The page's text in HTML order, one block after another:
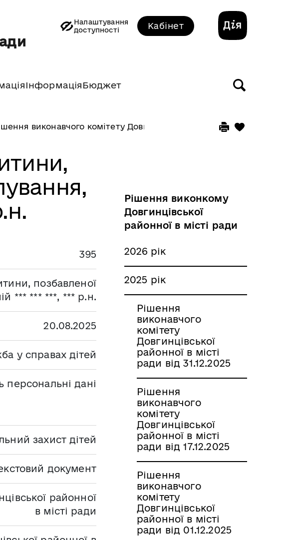
Налаштування
доступності
Кабінет
Інформація Бюджет
виконавчого комітету Довгинцівської районної в місті
395
позбавленої
*** *** ***, *** р.н.
20.08.2025
у справах дітей
персональні дані
захист дітей
документ
районної
в місті ради
Рішення виконкому
Довгинцівської
районної в місті ради
2026 рік
2025 рік
Рішення
виконавчого
комітету
Довгинцівської
районної в місті
ради від 31.12.2025
Рішення
виконавчого
комітету
Довгинцівської
районної в місті
ради від 17.12.2025
Рішення
виконавчого
комітету
Довгинцівської
районної в місті
ради від 01.12.2025